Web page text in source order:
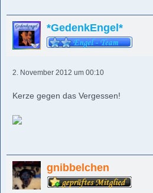
*GedenkEngel*
2. November 2012 um 00:10
Kerze gegen das Vergessen!
gnibbelchen